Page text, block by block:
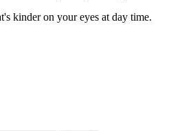
kinder on your eyes at day time.